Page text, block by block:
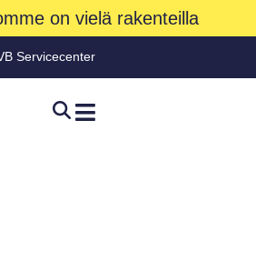
on vielä rakenteilla
Servicecenter